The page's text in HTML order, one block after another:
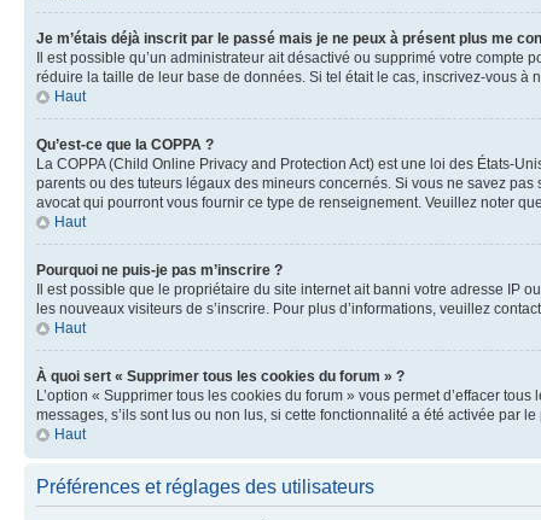
Je m’étais déjà inscrit par le passé mais je ne peux à présent plus me
Il est possible qu’un administrateur ait désactivé ou supprimé votre
réduire la taille de leur base de données. Si tel était le cas, inscrivez-vous
Haut
Qu’est-ce que la COPPA ?
La COPPA (Child Online Privacy and Protection Act) est une loi des États-
parents ou des tuteurs légaux des mineurs concernés. Si vous ne savez
avocat qui pourront vous fournir ce type de renseignement. Veuillez noter
Haut
Pourquoi ne puis-je pas m’inscrire ?
Il est possible que le propriétaire du site internet ait banni votre adresse IP
les nouveaux visiteurs de s’inscrire. Pour plus d’informations, veuillez
Haut
À quoi sert « Supprimer tous les cookies du forum » ?
L’option « Supprimer tous les cookies du forum » vous permet d’effacer
messages, s’ils sont lus ou non lus, si cette fonctionnalité a été activée par
Haut
Préférences et réglages des utilisateurs